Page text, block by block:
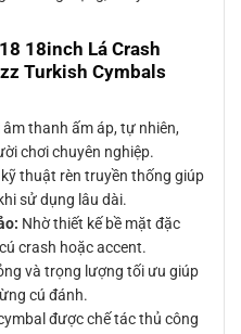
18inch Lá Crash
Turkish Cymbals
thanh ấm áp, tự nhiên,
chơi chuyên nghiệp.
thuật rèn truyền thống giúp
sử dụng lâu dài.
Nhờ thiết kế bề mặt đặc
crash hoặc accent.
và trọng lượng tối ưu giúp
cú đánh.
được chế tác thủ công